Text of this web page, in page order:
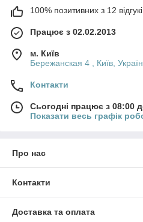
100% позитивних з 12
Працює з 02.02.2013
м. Київ
Бережанская 4 , Київ,
Контакти
Сьогодні працює з 08:00
Показати весь графік
Про нас
Контакти
Доставка та оплата